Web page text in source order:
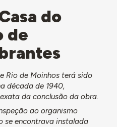
do
de
Rio de Moinhos terá sido
década de 1940,
da conclusão da obra.
ao organismo
se encontrava instalada